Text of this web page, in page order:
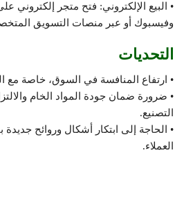
• البيع الإلكتروني: فتح متجر إلكتروني
وفيسبوك أو عبر منصات التسويق
التحديات
• ارتفاع المنافسة في السوق، خاصة مع
• ضرورة ضمان جودة المواد الخام
التصنيع.
• الحاجة إلى ابتكار أشكال وروائح
العملاء.